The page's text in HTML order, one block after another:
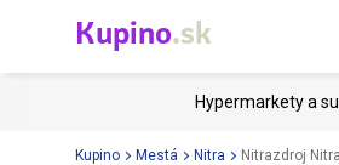
Kupino.sk
Hypermarkety a
Kupino Mestá Nitra Nitrazdroj Nitra